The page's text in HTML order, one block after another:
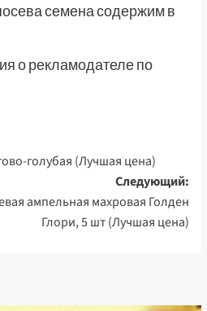
семена содержим в
о рекламодателе по
голубая (Лучшая цена)
Следующий:
ампельная махровая Голден
Глори, 5 шт (Лучшая цена)